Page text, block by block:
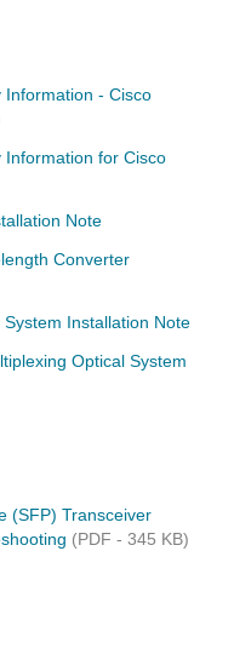
Information - Cisco
Information for Cisco
Note
Converter
Installation Note
Optical System
(SFP) Transceiver
(PDF - 345 KB)